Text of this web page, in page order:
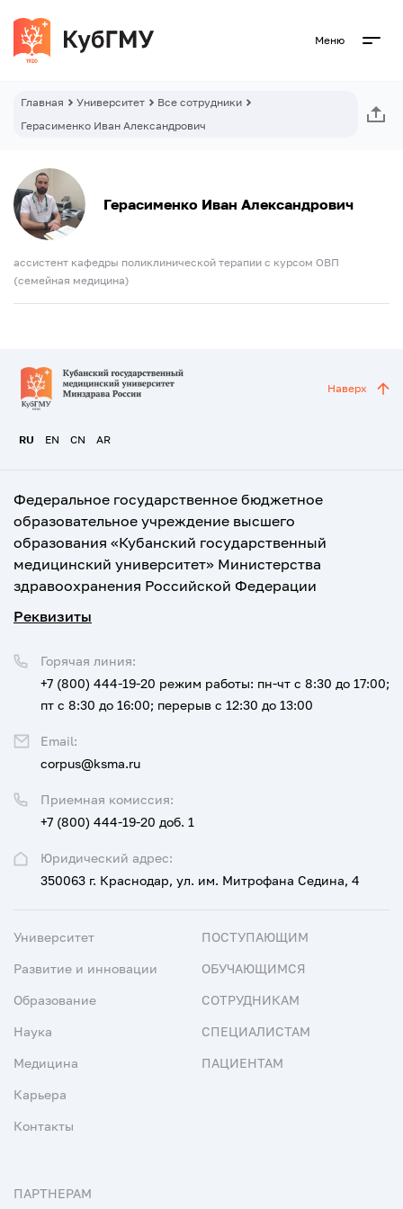
Меню
Главная Университет
Все сотрудники
Герасименко Иван Александрович
Герасименко Иван Александрович
ассистент кафедры поликлинической терапии с курсом ОВП
(семейная медицина)
RU EN CN AR
Наверх
Федеральное государственное бюджетное
образовательное учреждение высшего
образования «Кубанский государственный
медицинский университет» Министерства
здравоохранения Российской Федерации
Реквизиты
Юридический адрес:
350063 г. Краснодар, ул. им. Митрофана Седина, 4
Приемная комиссия:
+7 (800) 444-19-20 доб. 1
Горячая линия:
+7 (800) 444-19-20 режим работы: пн-чт с 8:30 до 17:00;
пт с 8:30 до 16:00; перерыв с 12:30 до 13:00
Email:
corpus@ksma.ru
Университет
Развитие и инновации
Образование
Наука
Медицина
Карьера
Контакты
ПОСТУПАЮЩИМ
ОБУЧАЮЩИМСЯ
СОТРУДНИКАМ
СПЕЦИАЛИСТАМ
ПАЦИЕНТАМ
ПАРТНЕРАМ